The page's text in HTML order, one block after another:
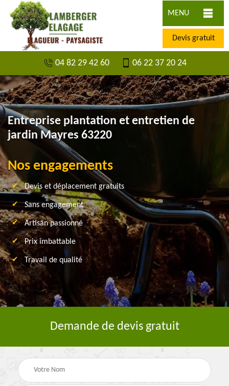
MENU
Devis gratuit
04 82 29 42 60 06 22 37 20 24
Entreprise plantation et entretien de
jardin Mayres 63220
Nos engagements
Devis et déplacement gratuits
Sans engagement
Artisan passionné
Prix imbattable
Travail de qualité
Demande de devis gratuit